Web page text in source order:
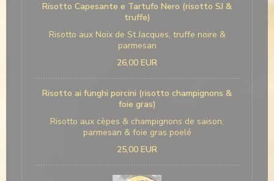
Risotto Capesante e Tartufo Nero (risotto SJ &
truffe)
Risotto aux Noix de St Jacques, truffe noire &
parmesan
26,00 EUR
Risotto ai funghi porcini (risotto champignons &
foie gras)
Risotto aux cèpes & champignons de saison,
parmesan & foie gras poelé
25,00 EUR